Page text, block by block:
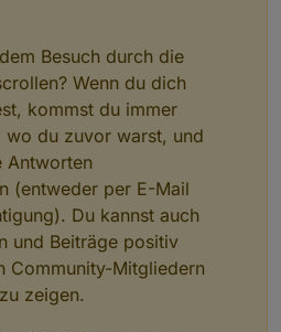
Besuch durch die
Wenn du dich
kommst du immer
du zuvor warst, und
Antworten
(entweder per E-Mail
Du kannst auch
und Beiträge positiv
Community-Mitgliedern
zeigen.